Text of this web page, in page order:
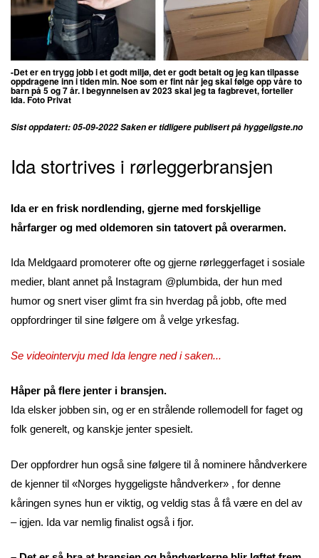
-Det er en trygg jobb i et godt miljø, det er godt betalt og jeg kan tilpasse
oppdragene inn i tiden min. Noe som er fint når jeg skal følge opp våre to
barn på 5 og 7 år. I begynnelsen av 2023 skal jeg ta fagbrevet, forteller
Ida. Foto Privat
Sist oppdatert: 05-09-2022 Saken er tidligere publisert påhyggeligste.no
Ida stortrives i rørleggerbransjen
Ida er en frisk nordlending, gjerne med forskjellige
hårfarger og med oldemoren sin tatovert på overarmen.
Ida Meldgaard promoterer ofte og gjerne rørleggerfaget i sosiale
medier, blant annet på Instagram @plumbida, der hun med
humor og snert viser glimt fra sin hverdag på jobb, ofte med
oppfordringer til sine følgere om å velge yrkesfag.
Se videointervju med Ida lengre ned i saken...
Håper på flere jenter i bransjen.
Ida elsker jobben sin, og er en strålende rollemodell for faget og
folk generelt, og kanskje jenter spesielt.
Der oppfordrer hun også sine følgere til å nominere håndverkere
de kjenner til «Norges hyggeligste håndverker» , for denne
kåringen synes hun er viktig, og veldig stas å få være en del av
– igjen. Ida var nemlig finalist også i fjor.